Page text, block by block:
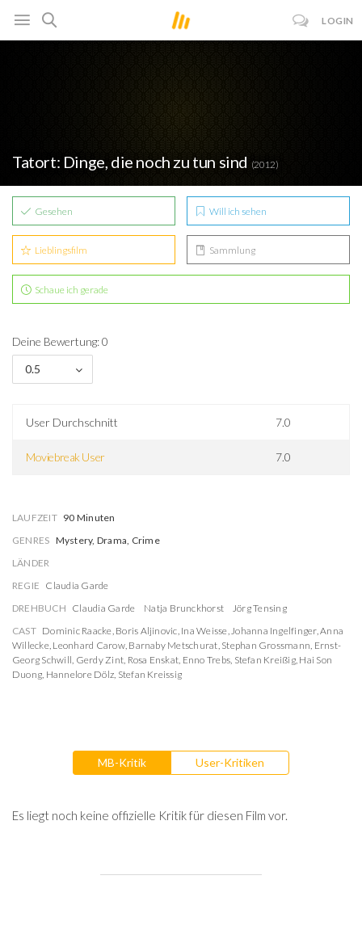
LOGIN
Tatort: Dinge, die noch zu tun sind (2012)
Gesehen Will ich sehen
Lieblingsfilm Sammlung
Schaue ich gerade
Deine Bewertung: 0
0.5
User Durchschnitt 7.0
Moviebreak User 7.0
LAUFZEIT 90 Minuten
GENRES Mystery, Drama, Crime
LÄNDER
REGIE Claudia Garde
DREHBUCH Claudia Garde Natja Brunckhorst
Jörg Tensing
CAST Dominic Raacke, Boris Aljinovic, Ina Weisse,Johanna Ingelfinger,Anna
Willecke, Leonhard Carow, Barnaby Metschurat, Stephan Grossmann, Ernst-
Georg Schwill, Gerdy Zint, Rosa Enskat, Enno Trebs, Stefan Kreißig, Hai Son
Duong, Hannelore Dölz, Stefan Kreissig
MB-Kritik User-Kritiken
Es liegt noch keine offizielle Kritik für diesen Film vor.